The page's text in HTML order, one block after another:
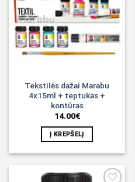
Noriu!
Tekstilės dažai Marabu
4x15ml + teptukas +
kontūras
14.00€
Į KREPŠELĮ